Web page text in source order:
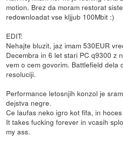
motion. Brez da moram restorat
redownloadat vse kljjub 100Mbit :)
EDIT:
Nehajte bluzit, jaz imam 530EUR
Decembra in 6 let stari PC q9300 z
vem o cem govorim. Battlefield dela
resoluciji.
Performance letosnjih konzol je
dejstva negre.
Ce laufas neko igro kot fifa, in
It takes fucking forever in vcasih
my ass.